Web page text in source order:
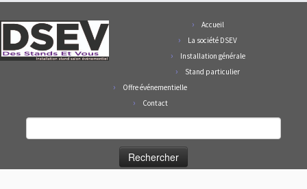
Accueil
La société DSEV
Installation générale
Stand particulier
Offre événementielle
Contact